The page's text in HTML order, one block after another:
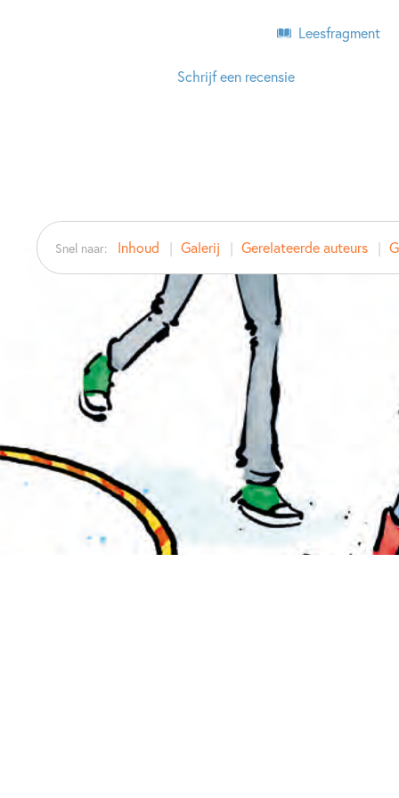
Leesfragment
Schrijf een recensie
Snel naar: Inhoud Galerij Gerelateerde auteurs